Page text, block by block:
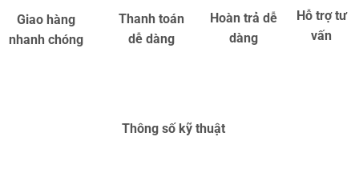
Giao hàng
nhanh chóng
Thanh toán
dễ dàng
Hoàn trả dễ
dàng
Hỗ trợ tư
vấn
Thông số kỹ thuật